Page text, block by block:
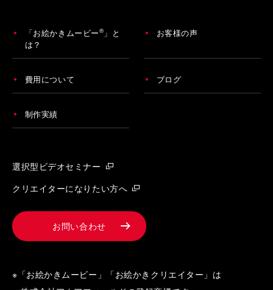
「お絵かきムービー® 」と
は？
お客様の声
費用について ブログ
制作実績
選択型ビデオセミナー
クリエイターになりたい方へ
お問い合わせ
※「お絵かきムービー」「お絵かきクリエイター」は